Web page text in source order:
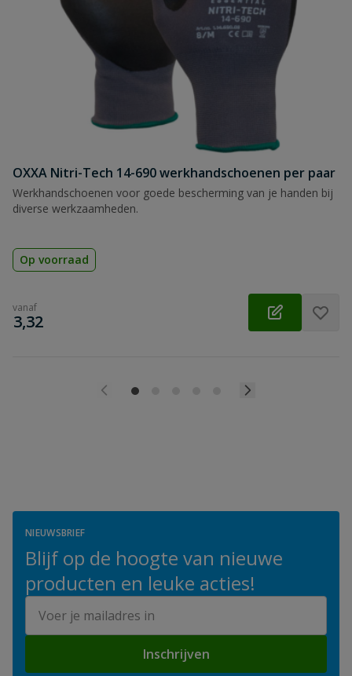
OXXA Nitri-Tech 14-690 werkhandschoenen per paar
Werkhandschoenen voor goede bescherming van je handen bij
diverse werkzaamheden.
Op voorraad
vanaf
€
3,32
NIEUWSBRIEF
Blijf op de hoogte van nieuwe
producten en leuke acties!
Inschrijven